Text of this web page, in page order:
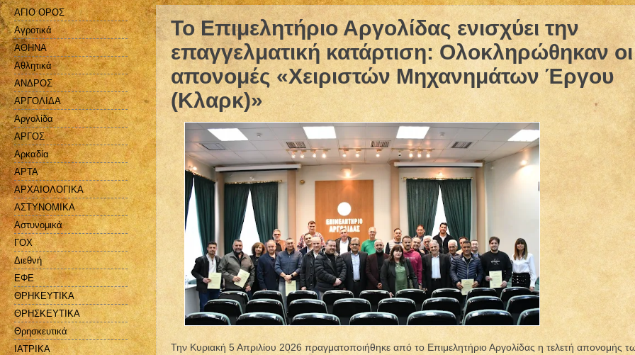
Το Επιμελητήριο Αργολίδας ενισχύει την
επαγγελματική κατάρτιση: Ολοκληρώθηκαν οι
απονομές «Χειριστών Μηχανημάτων Έργου
(Κλαρκ)»
Την Κυριακή 5 Απριλίου 2026 πραγματοποιήθηκε από το Επιμελητήριο Αργολίδας η τελετή απονομής
ΑΓΙΟ ΟΡΟΣ
Αγροτικά
ΑΘΗΝΑ
Αθλητικά
ΑΝΔΡΟΣ
ΑΡΓΟΛΙΔΑ
Αργολίδα
ΑΡΓΟΣ
Αρκαδία
ΑΡΤΑ
ΑΡΧΑΙΟΛΟΓΙΚΑ
ΑΣΤΥΝΟΜΙΚΑ
Αστυνομικά
ΓΟΧ
Διεθνή
ΕΦΕ
ΘΡΗΚΕΥΤΙΚΑ
ΘΡΗΣΚΕΥΤΙΚΑ
Θρησκευτικά
ΙΑΤΡΙΚΑ